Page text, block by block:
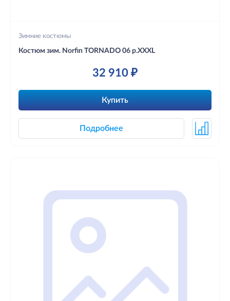
Зимние костюмы
Костюм зим. Norfin TORNADO 06 р.XXXL
32 910 ₽
Купить
Подробнее